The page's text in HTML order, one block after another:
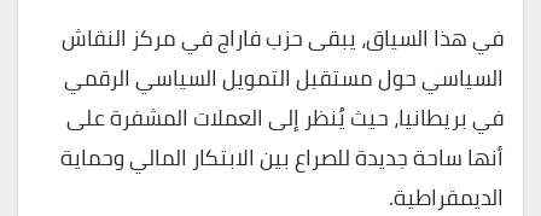
في هذا السياق، يبقى حزب فاراج في مركز النقاش
السياسي حول مستقبل التمويل السياسي الرقمي
في بريطانيا، حيث يُنظر إلى العملات المشفرة على
أنها ساحة جديدة للصراع بين الابتكار المالي وحماية
الديمقراطية.